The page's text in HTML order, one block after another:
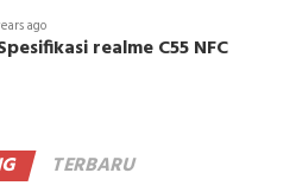
ago
realme C55 NFC
TERBARU